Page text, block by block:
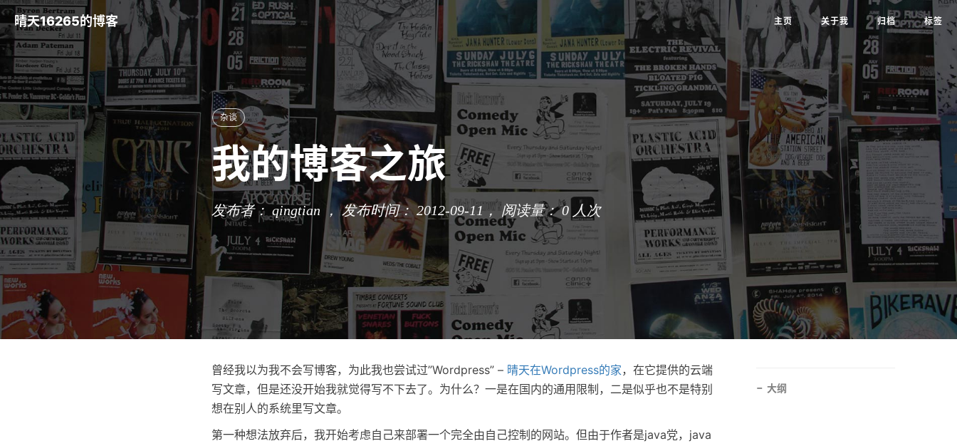
晴天16265的博客 主页 关于我 归档 标签
杂谈
我的博客之旅
发布者： qingtian ， 发布时间： 2012-09-11，阅读量： 0 人次
曾经我以为我不会写博客，为此我也尝试过”Wordpress” – 晴天在Wordpress的家，在它提供的云端
写文章，但是还没开始我就觉得写不下去了。为什么？一是在国内的通用限制，二是似乎也不是特别
想在别人的系统里写文章。
第一种想法放弃后，我开始考虑自己来部署一个完全由自己控制的网站。但由于作者是java党，java
大纲